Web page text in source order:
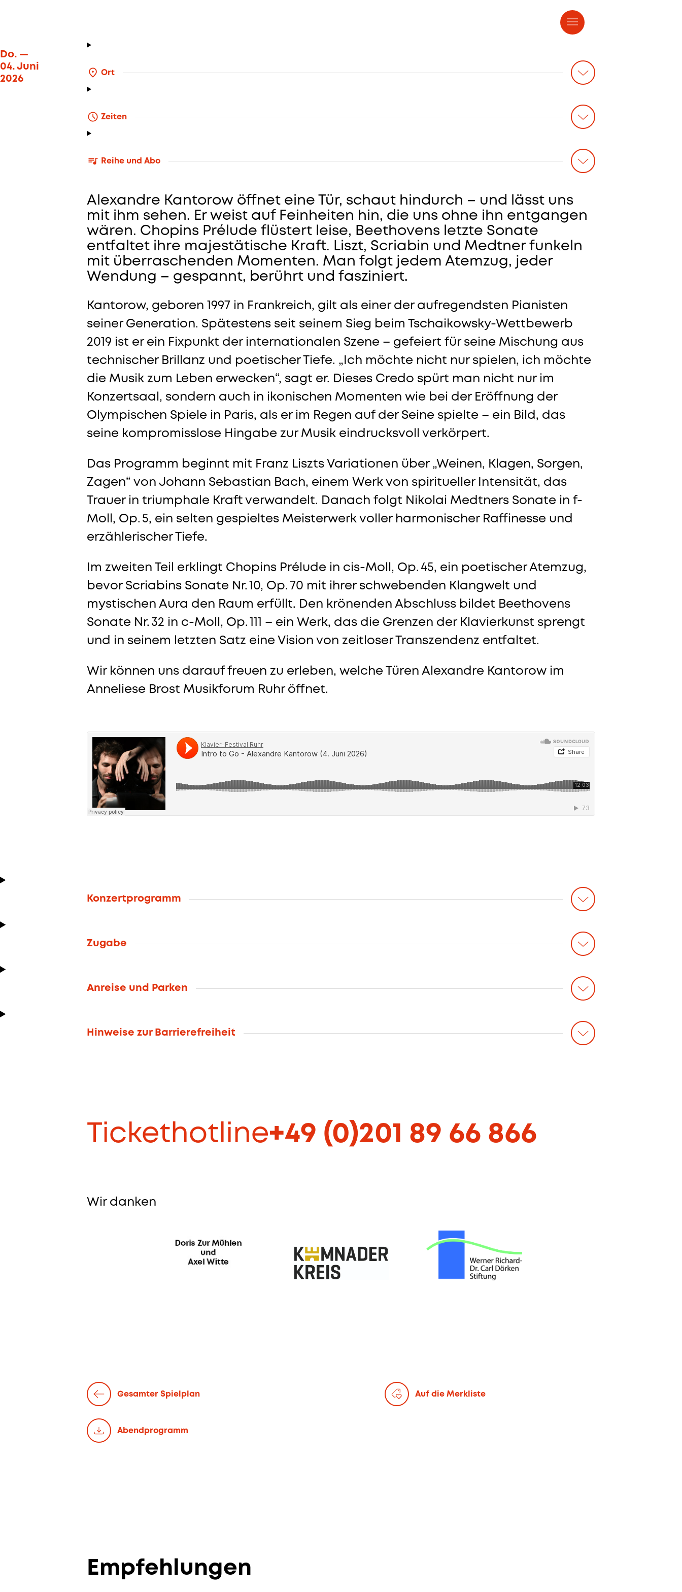
Do. —
04. Juni
2026
Ort
Zeiten
Reihe und Abo
Alexandre Kantorow öffnet eine Tür, schaut hindurch – und lässt uns
mit ihm sehen. Er weist auf Feinheiten hin, die uns ohne ihn entgangen
wären. Chopins Prélude flüstert leise, Beethovens letzte Sonate
entfaltet ihre majestätische Kraft. Liszt, Scriabin und Medtner funkeln
mit überraschenden Momenten. Man folgt jedem Atemzug, jeder
Wendung – gespannt, berührt und fasziniert.
Kantorow, geboren 1997 in Frankreich, gilt als einer der aufregendsten Pianisten
seiner Generation. Spätestens seit seinem Sieg beim Tschaikowsky-Wettbewerb
2019 ist er ein Fixpunkt der internationalen Szene – gefeiert für seine Mischung aus
technischer Brillanz und poetischer Tiefe. „Ich möchte nicht nur spielen, ich möchte
die Musik zum Leben erwecken“, sagt er. Dieses Credo spürt man nicht nur im
Konzertsaal, sondern auch in ikonischen Momenten wie bei der Eröffnung der
Olympischen Spiele in Paris, als er im Regen auf der Seine spielte – ein Bild, das
seine kompromisslose Hingabe zur Musik eindrucksvoll verkörpert.
Das Programm beginnt mit Franz Liszts Variationen über „Weinen, Klagen, Sorgen,
Zagen“ von Johann Sebastian Bach, einem Werk von spiritueller Intensität, das
Trauer in triumphale Kraft verwandelt. Danach folgt Nikolai Medtners Sonate in f-
Moll, Op. 5, ein selten gespieltes Meisterwerk voller harmonischer Raffinesse und
erzählerischer Tiefe.
Im zweiten Teil erklingt Chopins Prélude in cis-Moll, Op. 45, ein poetischer Atemzug,
bevor Scriabins Sonate Nr. 10, Op. 70 mit ihrer schwebenden Klangwelt und
mystischen Aura den Raum erfüllt. Den krönenden Abschluss bildet Beethovens
Sonate Nr. 32 in c-Moll, Op. 111 – ein Werk, das die Grenzen der Klavierkunst sprengt
und in seinem letzten Satz eine Vision von zeitloser Transzendenz entfaltet.
Wir können uns darauf freuen zu erleben, welche Türen Alexandre Kantorow im
Anneliese Brost Musikforum Ruhr öffnet.
Konzertprogramm
Zugabe
Anreise und Parken
Hinweise zur Barrierefreiheit
Gesamter Spielplan Auf die Merkliste
Abend­programm
Tickethotline+49 (0)201 89 66 866
Wir danken
Empfehlungen